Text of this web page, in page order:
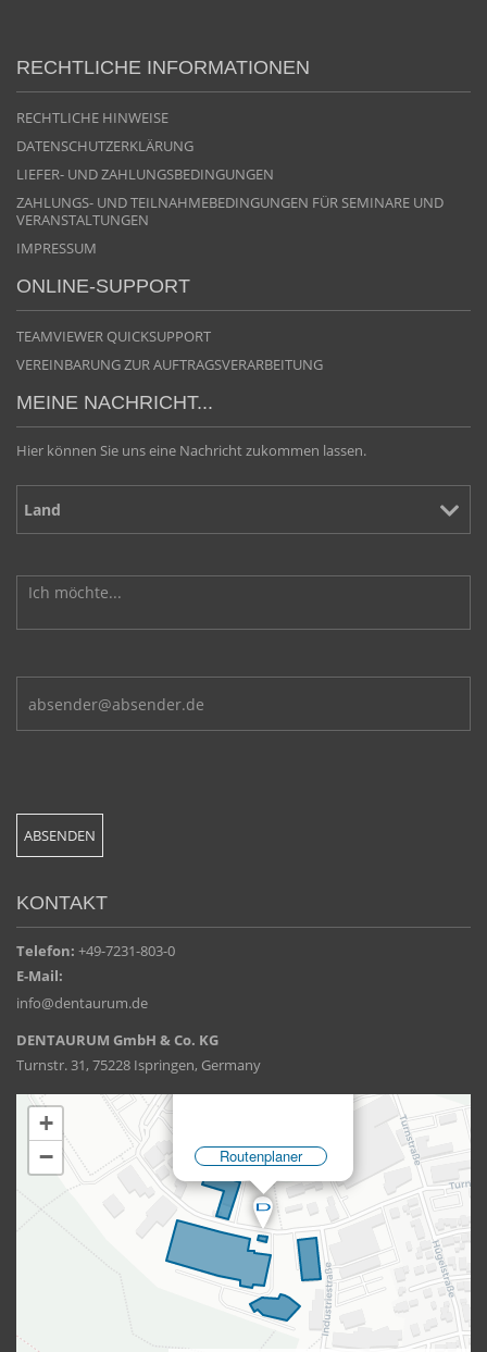
RECHTLICHE INFORMATIONEN
RECHTLICHE HINWEISE
DATENSCHUTZERKLÄRUNG
LIEFER- UND ZAHLUNGSBEDINGUNGEN
ZAHLUNGS- UND TEILNAHMEBEDINGUNGEN FÜR SEMINARE UND
VERANSTALTUNGEN
IMPRESSUM
ONLINE-SUPPORT
TEAMVIEWER QUICKSUPPORT
VEREINBARUNG ZUR AUFTRAGSVERARBEITUNG
MEINE NACHRICHT...
Hier können Sie uns eine Nachricht zukommen lassen.
KONTAKT
Telefon: +49-7231-803-0
E-Mail:
info@dentaurum.de
DENTAURUM GmbH & Co. KG
Turnstr. 31, 75228 Ispringen, Germany